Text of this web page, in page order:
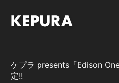
SCHEDULE
ケプラ presents『Edison
定!!